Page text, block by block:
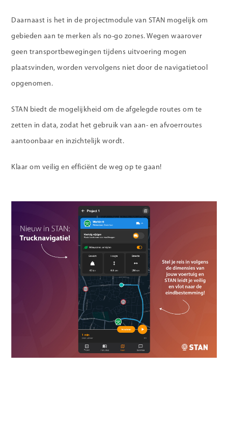
Daarnaast is het in de projectmodule van STAN mogelijk om
gebieden aan te merken als no-go zones. Wegen waarover
geen transportbewegingen tijdens uitvoering mogen
plaatsvinden, worden vervolgens niet door de navigatietool
opgenomen.
STAN biedt de mogelijkheid om de afgelegde routes om te
zetten in data, zodat het gebruik van aan- en afvoerroutes
aantoonbaar en inzichtelijk wordt.
Klaar om veilig en efficiënt de weg op te gaan!